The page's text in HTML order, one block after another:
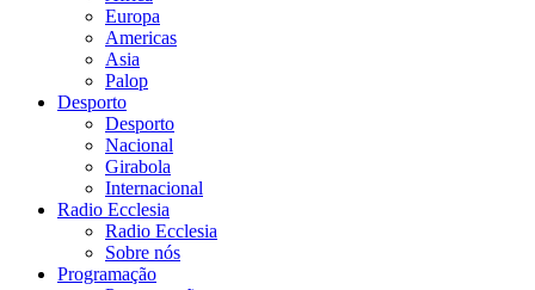
Europa
Americas
Asia
Palop
Desporto
Desporto
Nacional
Girabola
Internacional
Radio Ecclesia
Radio Ecclesia
Sobre nós
Programação